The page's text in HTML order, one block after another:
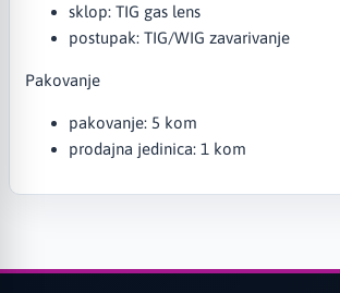
sklop: TIG gas lens
postupak: TIG/WIG zavarivanje
Pakovanje
pakovanje: 5 kom
prodajna jedinica: 1 kom